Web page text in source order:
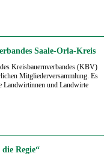
Saale-Orla-Kreis
Kreisbauernverbandes (KBV)
Mitgliederversammlung. Es
Landwirtinnen und Landwirte
Regie“